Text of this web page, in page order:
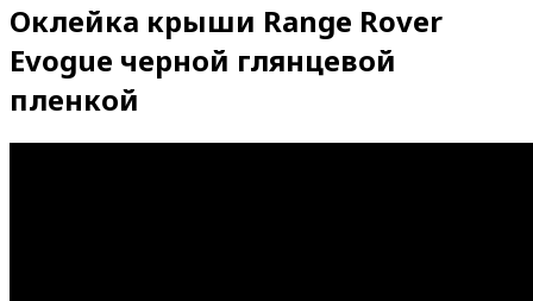
Оклейка крыши Range Rover
Evogue черной глянцевой
пленкой